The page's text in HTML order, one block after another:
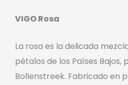
VIGO Rosa
La rosa es la delicada
pétalos de los Países Bajos,
Bollenstreek. Fabricado en